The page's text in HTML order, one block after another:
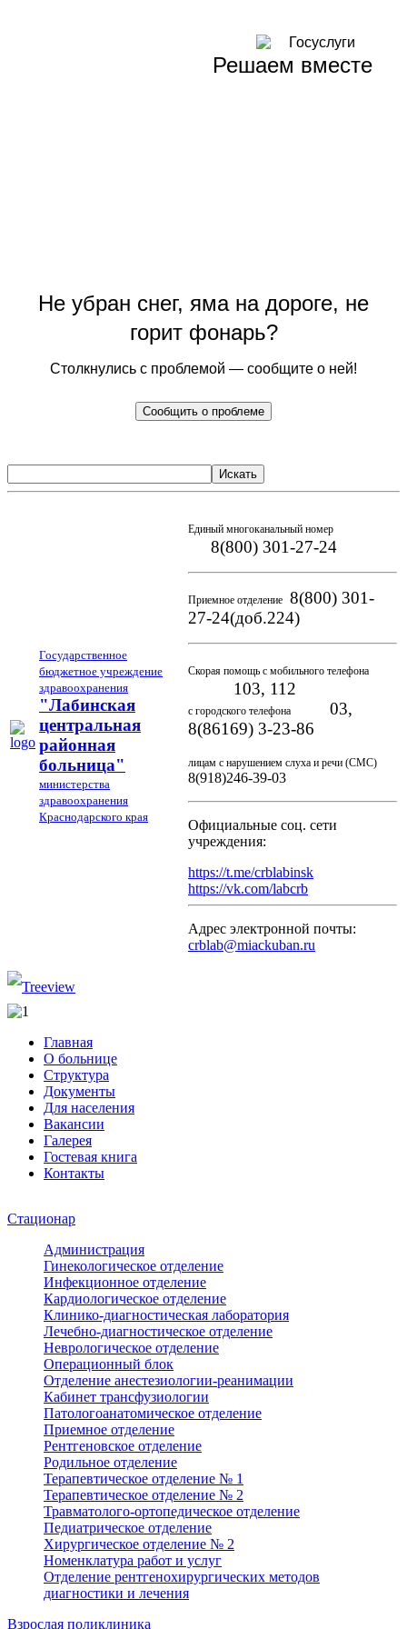
Решаем вместе
Не убран снег, яма на дороге, не
горит фонарь?
Столкнулись с проблемой — сообщите о ней!
Сообщить о проблеме
Искать
Государственное
бюджетное учреждение
здравоохранения
"Лабинская
центральная
районная
больница"
министерства
здравоохранения
Краснодарского края
Единый многоканальный номер
8(800) 301-27-24
Приемное отделение 8(800) 301-
27-24(доб.224)
Скорая помощь с мобильного телефона
103, 112
с городского телефона
03,
8(86169) 3-23-86
лицам с нарушением слуха и речи (СМС)
8(918)246-39-03
Официальные соц. сети
учреждения:
https://t.me/crblabinsk
https://vk.com/labcrb
Адрес электронной почты:
crblab@miackuban.ru
Главная
О больнице
Структура
Документы
Для населения
Вакансии
Галерея
Гостевая книга
Контакты
Стационар
Администрация
Гинекологическое отделение
Инфекционное отделение
Кардиологическое отделение
Клинико-диагностическая лаборатория
Лечебно-диагностическое отделение
Неврологическое отделение
Операционный блок
Отделение анестезиологии-реанимации
Кабинет трансфузиологии
Патологоанатомическое отделение
Приемное отделение
Рентгеновское отделение
Родильное отделение
Терапевтическое отделение № 1
Терапевтическое отделение № 2
Травматолого-ортопедическое отделение
Педиатрическое отделение
Хирургическое отделение № 2
Номенклатура работ и услуг
Отделение рентгенохирургических методов
диагностики и лечения
Взрослая поликлиника